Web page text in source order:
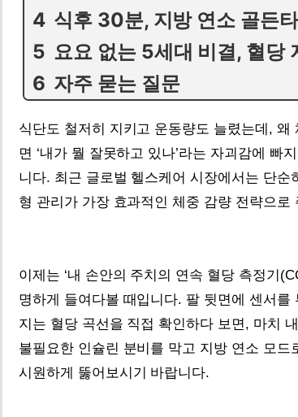
식후 30분, 지방 연소 골든
요요 없는 5세대 비결, 혈당
자주 묻는 질문
식단도 철저히 지키고 운동량도 늘렸는데,
면 ‘내가 뭘 잘못하고 있나’라는 자괴감에 빠
니다. 최근 글로벌 헬스케어 시장에서는 단
형 관리가 가장 효과적인 체중 감량 전략으로
이제는 ‘내 손안의 주치의 연속 혈당 측정기
명하게 들여다볼 때입니다. 팔 뒷면에 센서
지는 혈당 곡선을 직접 확인하다 보면, 마치
불필요한 인슐린 분비를 막고 지방 연소 모
시원하게 뚫어보시기 바랍니다.